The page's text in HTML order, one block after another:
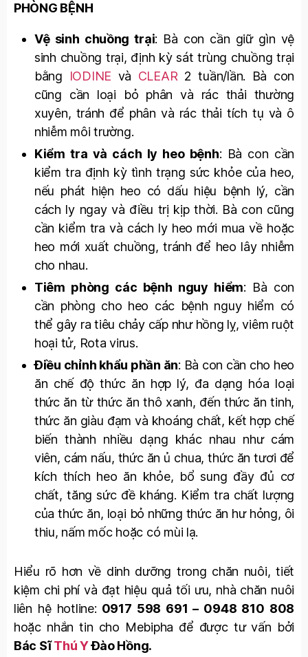
PHÒNG BỆNH
Vệ sinh chuồng trại: Bà con cần giữ gìn vệ
sinh chuồng trại, định kỳ sát trùng chuồng trại
bằng
IODINE và CLEAR 2 tuần/lần. Bà con
cũng cần loại bỏ phân và rác thải thường
xuyên, tránh để phân và rác thải tích tụ và ô
nhiễm môi trường.
Kiểm tra và cách ly heo bệnh: Bà con cần
kiểm tra định kỳ tình trạng sức khỏe của heo,
nếu phát hiện heo có dấu hiệu bệnh lý, cần
cách ly ngay và điều trị kịp thời. Bà con cũng
cần kiểm tra và cách ly heo mới mua về hoặc
heo mới xuất chuồng, tránh để heo lây nhiễm
cho nhau.
Tiêm phòng các bệnh nguy hiểm: Bà con
cần phòng cho heo các bệnh nguy hiểm có
thể gây ra tiêu chảy cấp như hồng lỵ, viêm ruột
hoại tử, Rota virus.
Điều chỉnh khẩu phần ăn: Bà con cần cho heo
ăn chế độ thức ăn hợp lý, đa dạng hóa loại
thức ăn từ thức ăn thô xanh, đến thức ăn tinh,
thức ăn giàu đạm và khoáng chất, kết hợp chế
biến thành nhiều dạng khác nhau như cám
viên, cám nấu, thức ăn ủ chua, thức ăn tươi để
kích thích heo ăn khỏe, bổ sung đầy đủ cơ
chất, tăng sức đề kháng. Kiểm tra chất lượng
của thức ăn, loại bỏ những thức ăn hư hỏng, ôi
thiu, nấm mốc hoặc có mùi lạ.
Hiểu rõ hơn về dinh dưỡng trong chăn nuôi, tiết
kiệm chi phí và đạt hiệu quả tối ưu, nhà chăn nuôi
liên hệ hotline: 0917 598 691 – 0948 810 808
hoặc nhắn tin cho Mebipha để được tư vấn bởi
Bác SĩThú YĐào Hồng.